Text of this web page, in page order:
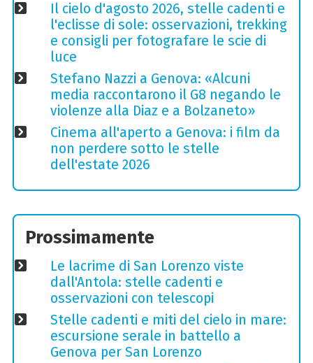
Il cielo d'agosto 2026, stelle cadenti e
l'eclisse di sole: osservazioni, trekking
e consigli per fotografare le scie di
luce
Stefano Nazzi a Genova: «Alcuni
media raccontarono il G8 negando le
violenze alla Diaz e a Bolzaneto»
Cinema all'aperto a Genova: i film da
non perdere sotto le stelle
dell'estate 2026
Prossimamente
Le lacrime di San Lorenzo viste
dall'Antola: stelle cadenti e
osservazioni con telescopi
Stelle cadenti e miti del cielo in mare:
escursione serale in battello a
Genova per San Lorenzo